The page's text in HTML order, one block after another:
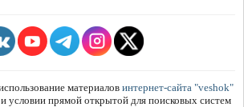
материалов интернет-сайта "veshok"
условии прямой открытой для поисковых систем